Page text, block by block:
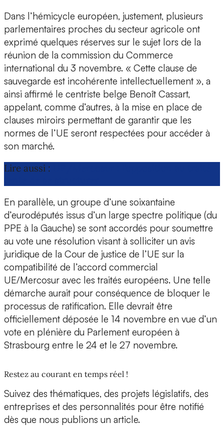
Dans l’hémicycle européen, justement, plusieurs
parlementaires proches du secteur agricole ont
exprimé quelques réserves sur le sujet lors de la
réunion de la commission du Commerce
international du 3 novembre. « Cette clause de
sauvegarde est incohérente intellectuellement », a
ainsi affirmé le centriste belge Benoît Cassart,
appelant, comme d’autres, à la mise en place de
clauses miroirs permettant de garantir que les
normes de l’UE seront respectées pour accéder à
son marché.
Lire aussi :
En parallèle, un groupe d’une soixantaine
d’eurodéputés issus d’un large spectre politique (du
PPE à la Gauche) se sont accordés pour soumettre
au vote une résolution visant à solliciter un avis
juridique de la Cour de justice de l’UE sur la
compatibilité de l’accord commercial
UE/Mercosur avec les traités européens. Une telle
démarche aurait pour conséquence de bloquer le
processus de ratification. Elle devrait être
officiellement déposée le 14 novembre en vue d’un
vote en plénière du Parlement européen à
Strasbourg entre le 24 et le 27 novembre.
Restez au courant en temps réel !
Suivez des thématiques, des projets législatifs, des
entreprises et des personnalités pour être notifié
dès que nous publions un article.